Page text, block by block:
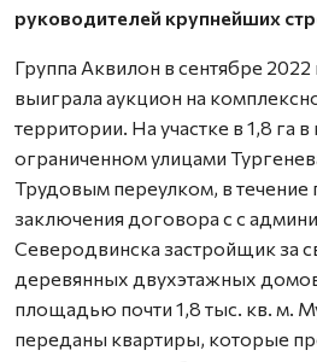
руководителей крупнейших
Группа Аквилон в сентябре
выиграла аукцион на
территории. На участке в 1,8 га в
ограниченном улицами
Трудовым переулком, в течение
заключения договора с с
Северодвинска застройщик за
деревянных двухэтажных
площадью почти 1,8 тыс. кв. м.
переданы квартиры, которые